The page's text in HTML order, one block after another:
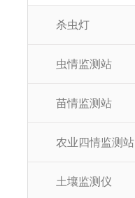
杀虫灯
虫情监测站
苗情监测站
农业四情监测站
土壤监测仪